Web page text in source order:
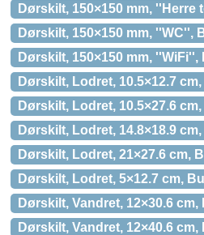
Dørskilt, 150×150 mm,
Dørskilt, 150×150 mm, ''WC'',
Dørskilt, 150×150 mm,
Dørskilt, Lodret, 10.5×12.7
Dørskilt, Lodret, 10.5×27.6
Dørskilt, Lodret, 14.8×18.9
Dørskilt, Lodret, 21×27.6 cm,
Dørskilt, Lodret, 5×12.7 cm,
Dørskilt, Vandret, 12×30.6
Dørskilt, Vandret, 12×40.6